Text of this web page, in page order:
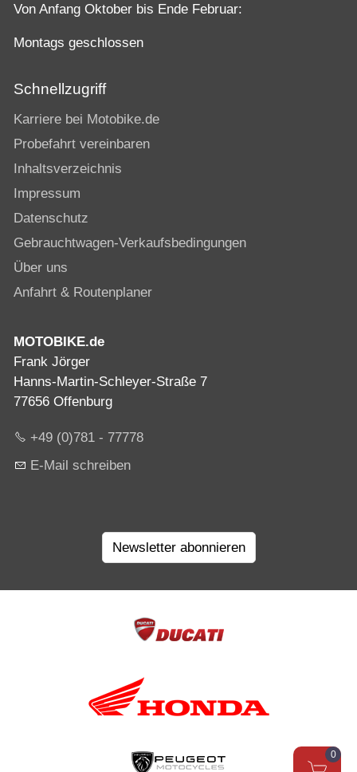
Von Anfang Oktober bis Ende Februar:
Montags geschlossen
Schnellzugriff
Karriere bei Motobike.de
Probefahrt vereinbaren
Inhaltsverzeichnis
Impressum
Datenschutz
Gebrauchtwagen-Verkaufsbedingungen
Über uns
Anfahrt & Routenplaner
MOTOBIKE.de
Frank Jörger
Hanns-Martin-Schleyer-Straße 7
77656 Offenburg
+49 (0)781 - 77778
E-Mail schreiben
Newsletter abonnieren